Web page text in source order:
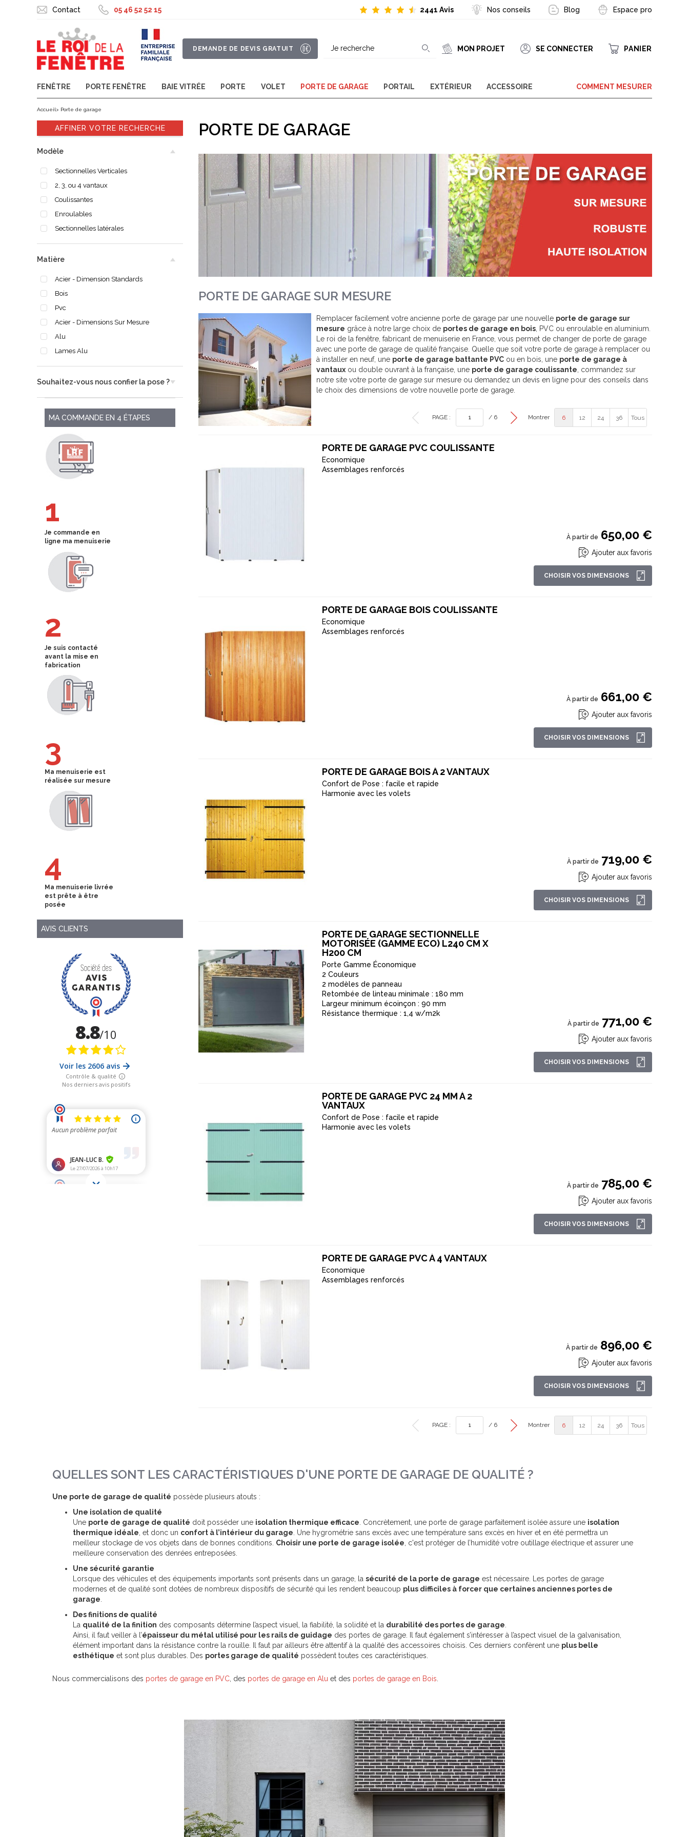
Contact 05 46 52 52 15 2441 Avis Nos conseils Blog Espace pro
DEMANDE DE DEVIS GRATUIT
Fermer la recherche
RechercherMON PROJET SE CONNECTER PANIER
FENÊTRE PORTE FENÊTRE BAIE VITRÉE PORTE VOLET PORTE DE GARAGE PORTAIL EXTÉRIEUR ACCESSOIRE COMMENT MESURER
Accueil Porte de garage
AFFINER VOTRE RECHERCHE
Modèle
Sectionnelles Verticales
2, 3, ou 4 vantaux
Coulissantes
Enroulables
Sectionnelles latérales
Matière
Acier - Dimension Standards
Bois
Pvc
Acier - Dimensions Sur Mesure
Alu
Lames Alu
Souhaitez-vous nous confier la pose ?
MA COMMANDE EN 4 ÉTAPES
1
Je commande en
ligne ma menuiserie
2
Je suis contacté
avant la mise en
fabrication
3
Ma menuiserie est
réalisée sur mesure
4
Ma menuiserie livrée
est prête à être
posée
AVIS CLIENTS
PORTE DE GARAGE
PORTE DE GARAGE SUR MESURE
Remplacer facilement votre ancienne porte de garage par une nouvelle porte de garage sur
mesure grâce à notre large choix de portes de garage en bois , PVC ou enroulable en aluminium.
Le roi de la fenêtre, fabricant de menuiserie en France, vous permet de changer de porte de garage
avec une porte de garage de qualité française. Quelle que soit votre porte de garage à remplacer ou
à installer en neuf, une porte de garage battante PVC ou en bois, une porte de garage à
vantaux ou double ouvrant à la française, une porte de garage coulissante , commandez sur
notre site votre porte de garage sur mesure ou demandez un devis en ligne pour des conseils dans
le choix des dimensions de votre nouvelle porte de garage.
PAGE : / 6 Montrer 6 12 24 36 Tous
À partir de 650,00 €
Ajouter aux favoris
CHOISIR VOS DIMENSIONS
PORTE DE GARAGE PVC COULISSANTE
Economique
Assemblages renforcés
À partir de 661,00 €
Ajouter aux favoris
CHOISIR VOS DIMENSIONS
PORTE DE GARAGE BOIS COULISSANTE
Economique
Assemblages renforcés
À partir de 719,00 €
Ajouter aux favoris
CHOISIR VOS DIMENSIONS
PORTE DE GARAGE BOIS À 2 VANTAUX
Confort de Pose : facile et rapide
Harmonie avec les volets
À partir de 771,00 €
Ajouter aux favoris
CHOISIR VOS DIMENSIONS
PORTE DE GARAGE SECTIONNELLE
MOTORISÉE (GAMME ECO) L240 CM X
H200 CM
Porte Gamme Économique
2 Couleurs
2 modèles de panneau
Retombée de linteau minimale : 180 mm
Largeur minimum écoinçon : 90 mm
Résistance thermique : 1,4 w/m2k
À partir de 785,00 €
Ajouter aux favoris
CHOISIR VOS DIMENSIONS
PORTE DE GARAGE PVC 24 MM À 2
VANTAUX
Confort de Pose : facile et rapide
Harmonie avec les volets
À partir de 896,00 €
Ajouter aux favoris
CHOISIR VOS DIMENSIONS
PORTE DE GARAGE PVC À 4 VANTAUX
Economique
Assemblages renforcés
PAGE : / 6 Montrer 6 12 24 36 Tous
QUELLES SONT LES CARACTÉRISTIQUES D'UNE PORTE DE GARAGE DE QUALITÉ ?
Une porte de garage de qualité possède plusieurs atouts :
Une isolation de qualité
Une porte de garage de qualité doit posséder une isolation thermique efficace . Concrètement, une porte de garage parfaitement isolée assure une isolation
thermique idéale , et donc un confort à l’intérieur du garage . Une hygrométrie sans excès avec une température sans excès en hiver et en été permettra un
meilleur stockage de vos objets dans de bonnes conditions. Choisir une porte de garage isolée , c'est protéger de l’humidité votre outillage électrique et assurer une
meilleure conservation des denrées entreposées.
Une sécurité garantie
Lorsque des véhicules et des équipements importants sont présents dans un garage, la sécurité de la porte de garage est nécessaire. Les portes de garage
modernes et de qualité sont dotées de nombreux dispositifs de sécurité qui les rendent beaucoup plus difficiles à forcer que certaines anciennes portes de
garage
Des finitions de qualité
La qualité de la finition des composants détermine l’aspect visuel, la fiabilité, la solidité et la durabilité des portes de garage
Ainsi, il faut veiller à l’épaisseur du métal utilisé pour les rails de guidage des portes de garage. Il faut également s’intéresser à l’aspect visuel de la galvanisation,
élément important dans la résistance contre la rouille. Il faut par ailleurs être attentif à la qualité des accessoires choisis. Ces derniers confèrent une plus belle
esthétique et sont plus durables. Des portes garage de qualité possèdent toutes ces caractéristiques.
Nous commercialisons des portes de garage en PVC , des portes de garage en Alu et des portes de garage en Bois